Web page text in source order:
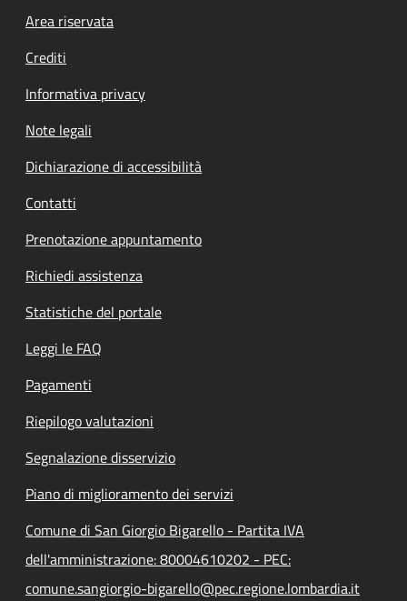
Footer menu
Area riservata
Crediti
Informativa privacy
Note legali
Dichiarazione di accessibilità
Contatti
Prenotazione appuntamento
Richiedi assistenza
Statistiche del portale
Leggi le FAQ
Pagamenti
Riepilogo valutazioni
Segnalazione disservizio
Piano di miglioramento dei servizi
Comune di San Giorgio Bigarello - Partita IVA
dell'amministrazione: 80004610202 - PEC:
comune.sangiorgio-bigarello@pec.regione.lombardia.it